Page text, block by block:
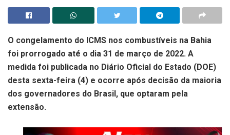
O congelamento do ICMS nos combustíveis na Bahia
foi prorrogado até o dia 31 de março de 2022. A
medida foi publicada no Diário Oficial do Estado (DOE)
desta sexta-feira (4) e ocorre após decisão da maioria
dos governadores do Brasil, que optaram pela
extensão.